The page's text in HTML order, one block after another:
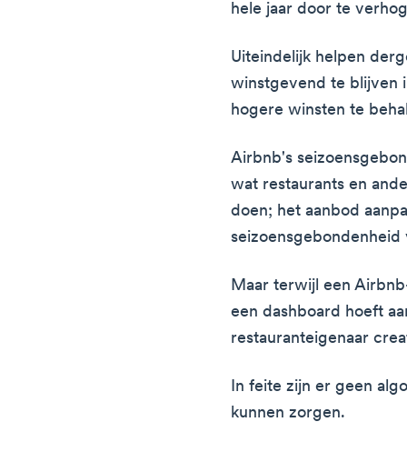
hele jaar door te
Uiteindelijk helpen
winstgevend te blijven
hogere winsten te
Airbnb's
wat restaurants en
doen; het aanbod
seizoensgebondenheid
Maar terwijl een
een dashboard hoeft
restauranteigenaar
In feite zijn er geen
kunnen zorgen.